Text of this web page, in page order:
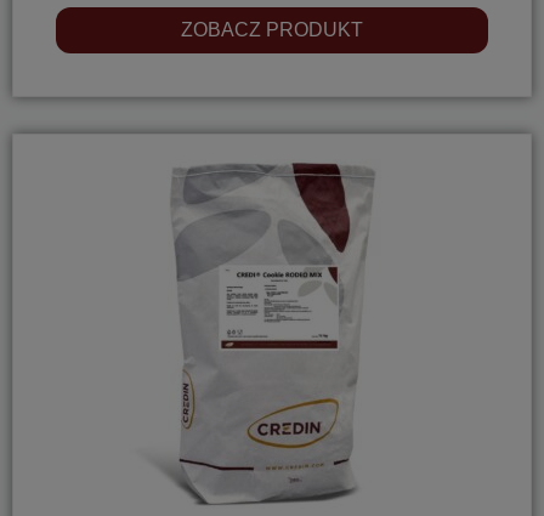
ZOBACZ PRODUKT